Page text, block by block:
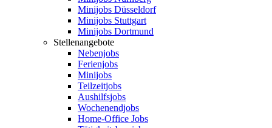
Minijobs Düsseldorf
Minijobs Stuttgart
Minijobs Dortmund
Stellenangebote
Nebenjobs
Ferienjobs
Minijobs
Teilzeitjobs
Aushilfsjobs
Wochenendjobs
Home-Office Jobs